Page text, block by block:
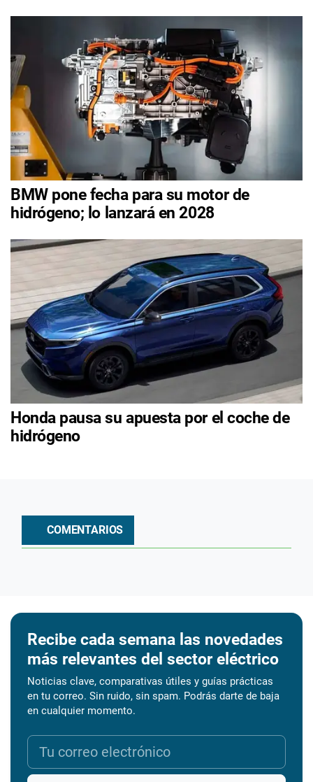
BMW pone fecha para su motor de
hidrógeno; lo lanzará en 2028
Honda pausa su apuesta por el coche de
hidrógeno
COMENTARIOS
Recibe cada semana las novedades
más relevantes del sector eléctrico
Noticias clave, comparativas útiles y guías prácticas
en tu correo. Sin ruido, sin spam. Podrás darte de baja
en cualquier momento.